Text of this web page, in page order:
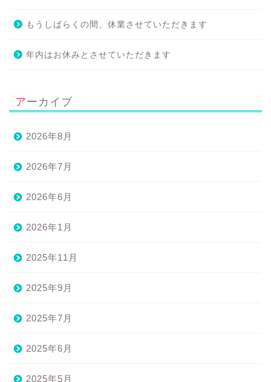
もうしばらくの間、休業させていただきます
年内はお休みとさせていただきます
アーカイブ
2026年8月
2026年7月
2026年6月
2026年1月
2025年11月
2025年9月
2025年7月
2025年6月
2025年5月